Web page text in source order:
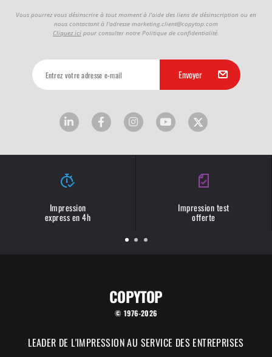
Vous pourrez vous désinscrire à tout moment à l'aide des liens de désinscription ou en
nous contactant à l'adresse marketing.client@copytop.com
Cliquez ici pour consulter notre Politique de confidentialité.
Impression
express en 4h
Impression test
offerte
COPYTOP
© 1976-2026
LEADER DE L'IMPRESSION AU SERVICE DES ENTREPRISES